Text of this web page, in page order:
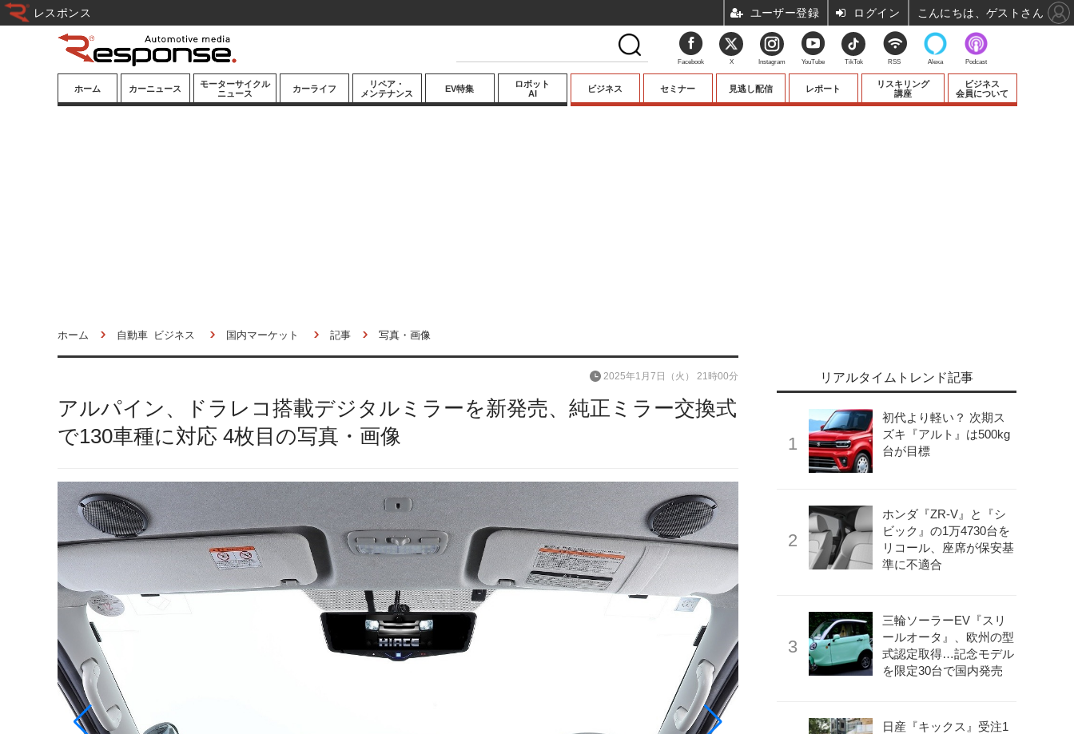
ホーム カーニュース
モーターサイクル
ニュース
カーライフ
リペア・
メンテナンス
EV特集
ロボット
AI
ビジネス セミナー 見逃し配信 レポート
リスキリング
講座
ビジネス
会員について
ホーム 自動車 ビジネス 国内マーケット 記事 写真・画像
アルパイン、ドラレコ搭載デジタルミラーを新発売、純正ミラー交換式
で130車種に対応 4枚目の写真・画像
2025年1月7日（火） 21時00分 リアルタイムトレンド記事
初代より軽い？ 次期ス
ズキ『アルト』は500kg
台が目標
ホンダ『ZR-V』と『シ
ビック』の1万4730台を
リコール、座席が保安基
準に不適合
三輪ソーラーEV『スリ
ールオータ』、欧州の型
式認定取得…記念モデル
を限定30台で国内発売
日産『キックス』受注1
Facebook X Instagram YouTube TikTok RSS Alexa Podcast
レスポンス ユーザー登録 ログイン こんにちは、ゲストさん